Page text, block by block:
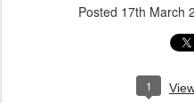
Posted 17th March
1